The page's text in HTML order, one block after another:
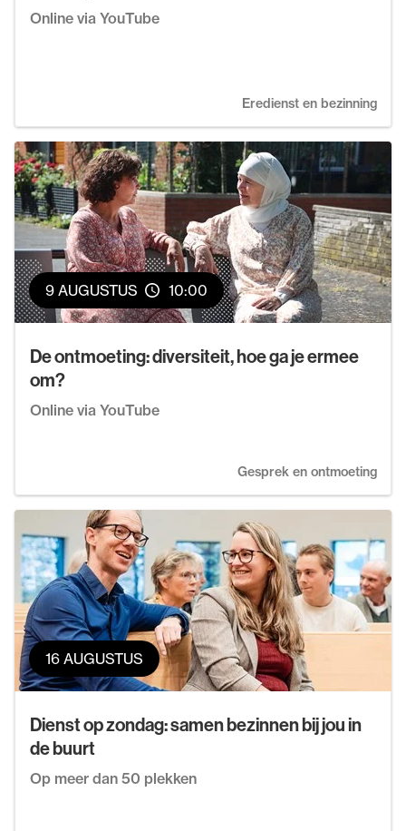
Online via YouTube
Eredienst en bezinning
9 AUGUSTUS 10:00
De ontmoeting: diversiteit, hoe ga je ermee
om?
Online via YouTube
Gesprek en ontmoeting
16 AUGUSTUS
Dienst op zondag: samen bezinnen bij jou in
de buurt
Op meer dan 50 plekken